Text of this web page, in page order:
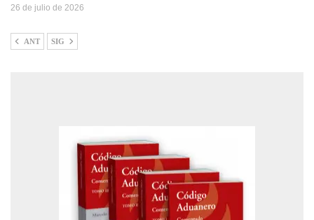
26 de julio de 2026
ANT SIG